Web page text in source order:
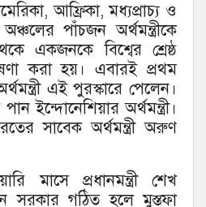
আফ্রিকা, মধ্যপ্রাচ্য ও
পাঁচজন অর্থমন্ত্রীকে
একজনকে বিশ্বের শ্রেষ্ঠ
করা হয়। এবারই প্রথম
এই পুরস্কারে পেলেন।
ইন্দোনেশিয়ার অর্থমন্ত্রী।
সাবেক অর্থমন্ত্রী অরুণ
মাসে প্রধানমন্ত্রী শেখ
সরকার গঠিত হলে মুস্তফা